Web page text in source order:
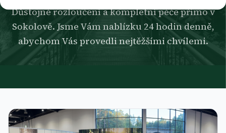
Důstojné rozloučení a kompletní péče přímo v
Sokolově. Jsme Vám nablízku 24 hodin denně,
abychom Vás provedli nejtěžšími chvílemi.